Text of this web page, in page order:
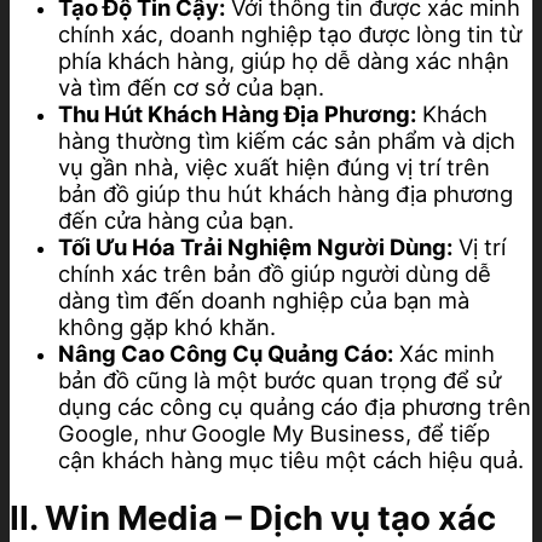
Tạo Độ Tin Cậy: Với thông tin được xác minh
chính xác, doanh nghiệp tạo được lòng tin từ
phía khách hàng, giúp họ dễ dàng xác nhận
và tìm đến cơ sở của bạn.
Thu Hút Khách Hàng Địa Phương: Khách
hàng thường tìm kiếm các sản phẩm và dịch
vụ gần nhà, việc xuất hiện đúng vị trí trên
bản đồ giúp thu hút khách hàng địa phương
đến cửa hàng của bạn.
Tối Ưu Hóa Trải Nghiệm Người Dùng: Vị trí
chính xác trên bản đồ giúp người dùng dễ
dàng tìm đến doanh nghiệp của bạn mà
không gặp khó khăn.
Nâng Cao Công Cụ Quảng Cáo: Xác minh
bản đồ cũng là một bước quan trọng để sử
dụng các công cụ quảng cáo địa phương trên
Google, như Google My Business, để tiếp
cận khách hàng mục tiêu một cách hiệu quả.
II. Win Media – Dịch vụ tạo xác